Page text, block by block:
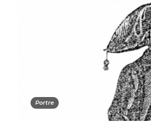
Portre